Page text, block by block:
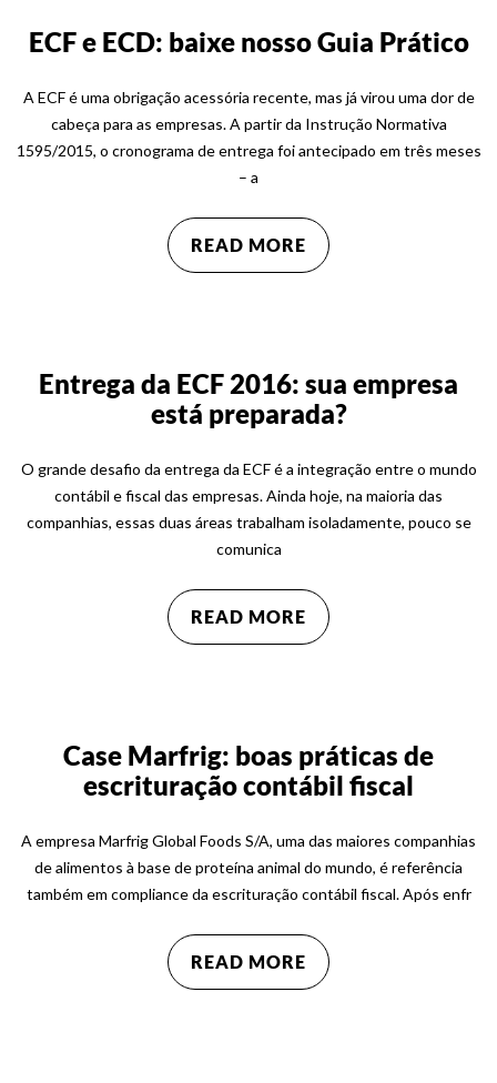
ECF e ECD: baixe nosso Guia Prático
A ECF é uma obrigação acessória recente, mas já virou uma dor de
cabeça para as empresas. A partir da Instrução Normativa
1595/2015, o cronograma de entrega foi antecipado em três meses
– a
READ MORE
Entrega da ECF 2016: sua empresa
está preparada?
O grande desafio da entrega da ECF é a integração entre o mundo
contábil e fiscal das empresas. Ainda hoje, na maioria das
companhias, essas duas áreas trabalham isoladamente, pouco se
comunica
READ MORE
Case Marfrig: boas práticas de
escrituração contábil fiscal
A empresa Marfrig Global Foods S/A, uma das maiores companhias
de alimentos à base de proteína animal do mundo, é referência
também em compliance da escrituração contábil fiscal. Após enfr
READ MORE